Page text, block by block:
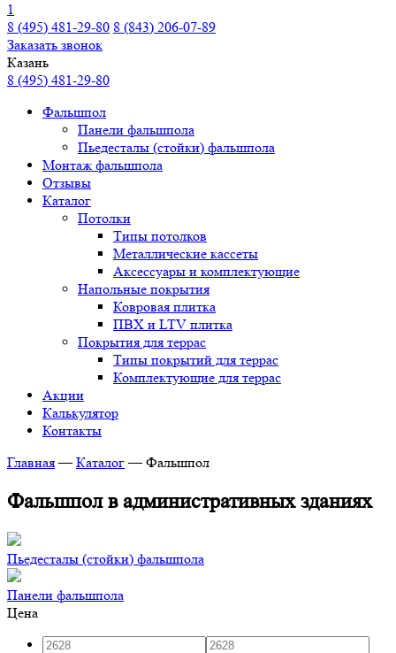
1
8 (495) 481-29-80 8 (843) 206-07-89
Заказать звонок
Казань
8 (495) 481-29-80
Фальшпол
Панели фальшпола
Пьедесталы (стойки) фальшпола
Монтаж фальшпола
Отзывы
Каталог
Потолки
Типы потолков
Металлические кассеты
Аксессуары и комплектующие
Напольные покрытия
Ковровая плитка
ПВХ и LTV плитка
Покрытия для террас
Типы покрытий для террас
Комплектующие для террас
Акции
Калькулятор
Контакты
Главная — Каталог — Фальшпол
Фальшпол в административных зданиях
Пьедесталы (стойки) фальшпола
Панели фальшпола
Цена